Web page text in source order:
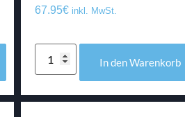
67.95€ inkl. MwSt.
In den Warenkorb